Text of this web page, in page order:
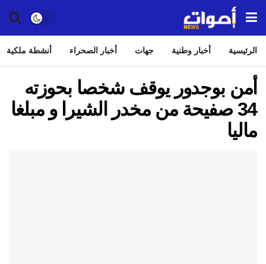
الرئيسية أخبار وطنية جهات أخبار الصحراء أنشطة ملكية
أمن بوجدور يوقف شخصا بحوزته
34 صفيحة من مخدر الشيرا و مبلغا
ماليا